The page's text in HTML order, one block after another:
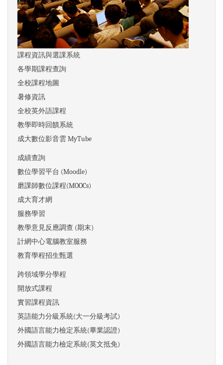
課程資訊與選課系統
各學期課程查詢
全校課程地圖
暑修資訊
全校英外語課程
教學即時回饋系統
成大數位影音雲 MyTube
成績查詢
數位學習平台 (Moodle)
磨課師數位課程(MOOCs)
成大育才網
服務學習
教學意見反應調查 (期末)
計網中心電腦教室服務
教育學程招生甄選
跨領域學分學程
開放式課程
實習課程資訊
英語能力分級系統(大一分級考試)
外國語言能力檢定系統(畢業認證)
外國語言能力檢定系統(英文抵免)